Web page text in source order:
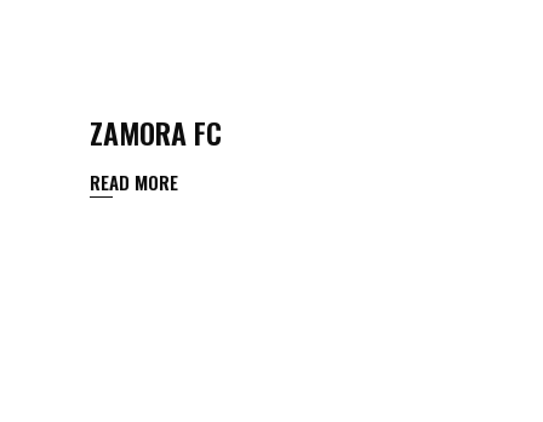
ZAMORA FC
READ MORE